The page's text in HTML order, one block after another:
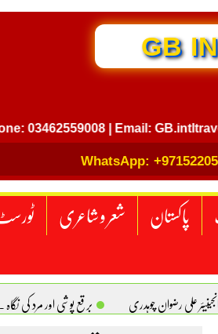
GB
| Email:
WhatsApp:
پاکستان شعر و شاعری
علی رضوان چوہدری برقع پوشی اور مرد کی نگاہ